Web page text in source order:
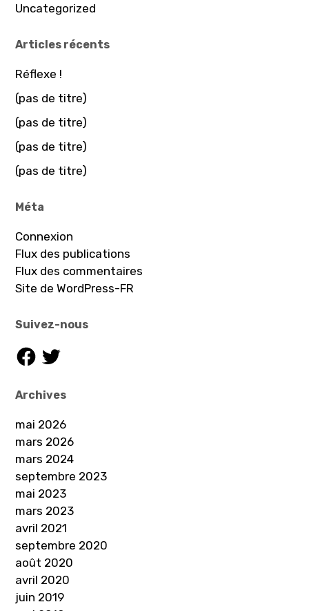
Uncategorized
Articles récents
Réflexe !
(pas de titre)
(pas de titre)
(pas de titre)
(pas de titre)
Méta
Connexion
Flux des publications
Flux des commentaires
Site de WordPress-FR
Suivez-nous
Facebook
Twitter
Archives
mai 2026
mars 2026
mars 2024
septembre 2023
mai 2023
mars 2023
avril 2021
septembre 2020
août 2020
avril 2020
juin 2019